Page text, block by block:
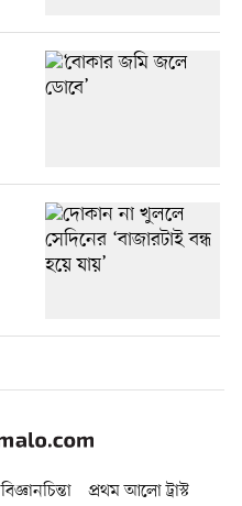
বিজ্ঞানচিন্তা
প্রথম আলো ট্রাস্ট